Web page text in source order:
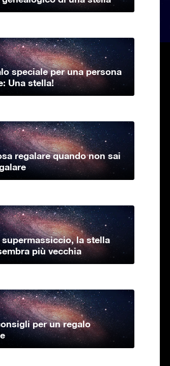
speciale per una persona
Una stella!
regalare quando non sai
supermassiccio, la stella
più vecchia
per un regalo